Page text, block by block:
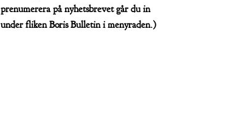
prenumerera på nyhetsbrevet går du in
under fliken Boris Bulletin i menyraden.)